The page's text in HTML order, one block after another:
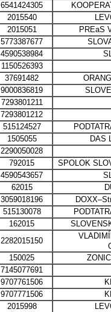
6541424305
2015540
2015051 PREaS
5773387677
4590538984
1150526393
37691482
9000836819
7293801211
7293801212
515124527
1505055 DAS
2290050028
792015 SPOLOK
4590543657
62015
3059018196
515130078
162015
2282015150
150025
7145077691
9707761506
9707771506
2015998